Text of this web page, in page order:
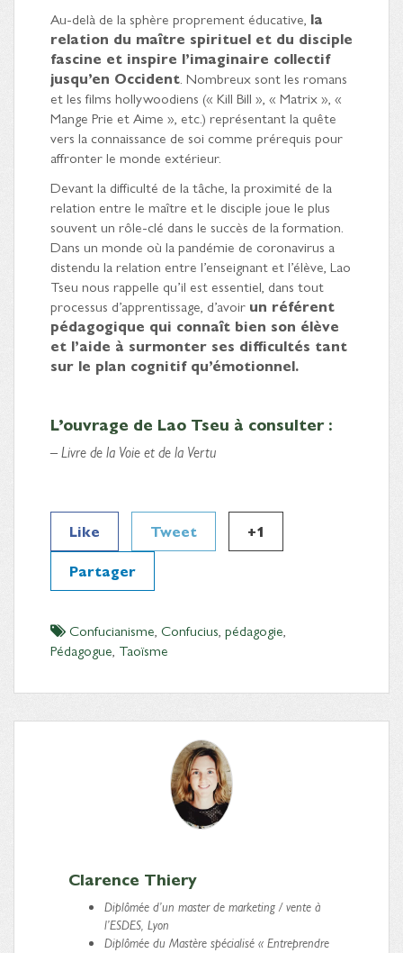
Au-delà de la sphère proprement éducative, la
relation du maître spirituel et du disciple
fascine et inspire l’imaginaire collectif
jusqu’en Occident . Nombreux sont les romans
et les films hollywoodiens (« Kill Bill », « Matrix », «
Mange Prie et Aime », etc.) représentant la quête
vers la connaissance de soi comme prérequis pour
affronter le monde extérieur.
Devant la difficulté de la tâche, la proximité de la
relation entre le maître et le disciple joue le plus
souvent un rôle-clé dans le succès de la formation.
Dans un monde où la pandémie de coronavirus a
distendu la relation entre l’enseignant et l’élève, Lao
Tseu nous rappelle qu’il est essentiel, dans tout
processus d’apprentissage, d’avoir un référent
pédagogique qui connaît bien son élève
et l’aide à surmonter ses difficultés tant
sur le plan cognitif qu’émotionnel.
L’ouvrage de Lao Tseu à consulter :
– Livre de la Voie et de la Vertu
Like Tweet
+1
Partager
Confucianisme Confucius pédagogie
Pédagogue Taoïsme
Clarence Thiery
Diplômée d’un master de marketing / vente à
l’ESDES, Lyon
Diplômée du Mastère spécialisé « Entreprendre